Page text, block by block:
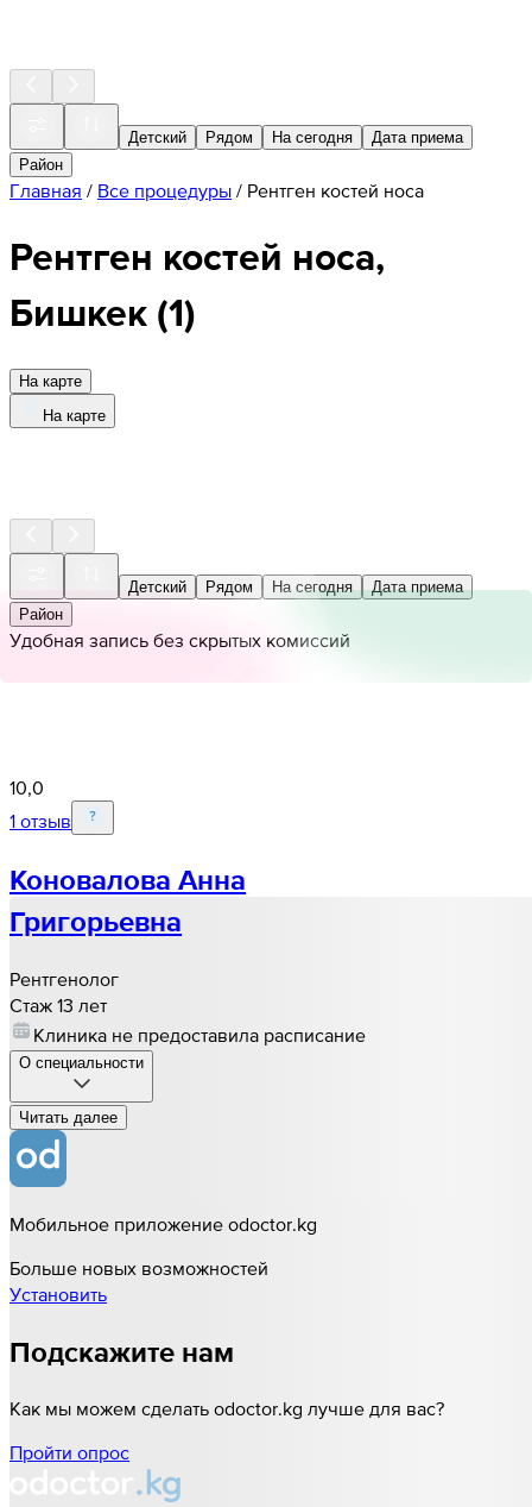
Детский Рядом На сегодня
Дата приема
Район
Главная / Все процедуры / Рентген костей носа
Рентген костей носа,
Бишкек(1)
На карте
На карте
Детский Рядом На сегодня
Дата приема
Район
Удобная запись без скрытых комиссий
10,0
1 отзыв
Коновалова Анна
Григорьевна
Рентгенолог
Стаж 13 лет
Клиника не предоставила расписание
О специальности
Читать далee
Мобильное приложение odoctor.kg
Больше новых возможностей
Установить
Подскажите нам
Как мы можем сделать odoctor.kg лучше для вас?
Пройти опрос